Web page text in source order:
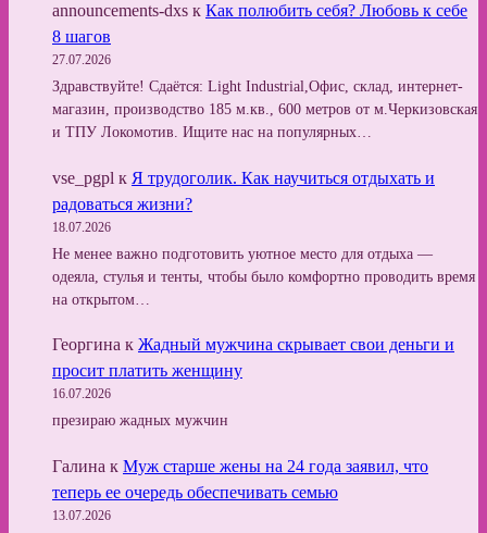
announcements-dxs к Как полюбить себя? Любовь к себе
8 шагов
27.07.2026
Здравствуйте! Сдаётся: Light Industrial,Офис, склад, интернет-
магазин, производство 185 м.кв., 600 метров от м.Черкизовская
и ТПУ Локомотив. Ищите нас на популярных…
vse_pgpl к Я трудоголик. Как научиться отдыхать и
радоваться жизни?
18.07.2026
Не менее важно подготовить уютное место для отдыха —
одеяла, стулья и тенты, чтобы было комфортно проводить время
на открытом…
Георгина к Жадный мужчина скрывает свои деньги и
просит платить женщину
16.07.2026
презираю жадных мужчин
Галина к Муж старше жены на 24 года заявил, что
теперь ее очередь обеспечивать семью
13.07.2026